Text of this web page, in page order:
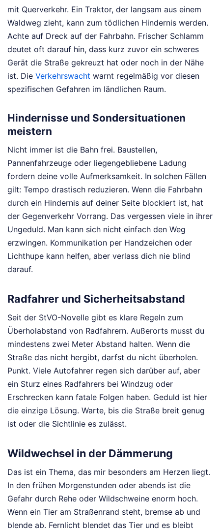
mit Querverkehr. Ein Traktor, der langsam aus einem
Waldweg zieht, kann zum tödlichen Hindernis werden.
Achte auf Dreck auf der Fahrbahn. Frischer Schlamm
deutet oft darauf hin, dass kurz zuvor ein schweres
Gerät die Straße gekreuzt hat oder noch in der Nähe
ist. Die Verkehrswacht warnt regelmäßig vor diesen
spezifischen Gefahren im ländlichen Raum.
Hindernisse und Sondersituationen
meistern
Nicht immer ist die Bahn frei. Baustellen,
Pannenfahrzeuge oder liegengebliebene Ladung
fordern deine volle Aufmerksamkeit. In solchen Fällen
gilt: Tempo drastisch reduzieren. Wenn die Fahrbahn
durch ein Hindernis auf deiner Seite blockiert ist, hat
der Gegenverkehr Vorrang. Das vergessen viele in ihrer
Ungeduld. Man kann sich nicht einfach den Weg
erzwingen. Kommunikation per Handzeichen oder
Lichthupe kann helfen, aber verlass dich nie blind
darauf.
Radfahrer und Sicherheitsabstand
Seit der StVO-Novelle gibt es klare Regeln zum
Überholabstand von Radfahrern. Außerorts musst du
mindestens zwei Meter Abstand halten. Wenn die
Straße das nicht hergibt, darfst du nicht überholen.
Punkt. Viele Autofahrer regen sich darüber auf, aber
ein Sturz eines Radfahrers bei Windzug oder
Erschrecken kann fatale Folgen haben. Geduld ist hier
die einzige Lösung. Warte, bis die Straße breit genug
ist oder die Sichtlinie es zulässt.
Wildwechsel in der Dämmerung
Das ist ein Thema, das mir besonders am Herzen liegt.
In den frühen Morgenstunden oder abends ist die
Gefahr durch Rehe oder Wildschweine enorm hoch.
Wenn ein Tier am Straßenrand steht, bremse ab und
blende ab. Fernlicht blendet das Tier und es bleibt